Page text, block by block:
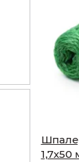
1,7х50